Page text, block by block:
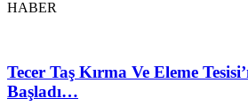
HABER
Tecer Taş Kırma Ve Eleme
Başladı…